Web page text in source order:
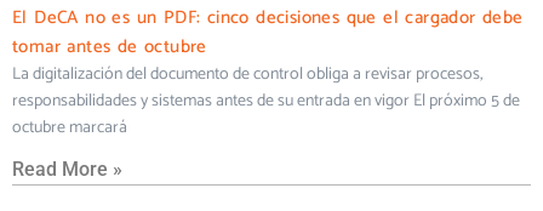
El DeCA no es un PDF: cinco decisiones que el cargador debe
tomar antes de octubre
La digitalización del documento de control obliga a revisar procesos,
responsabilidades y sistemas antes de su entrada en vigor El próximo 5 de
octubre marcará
Read More »